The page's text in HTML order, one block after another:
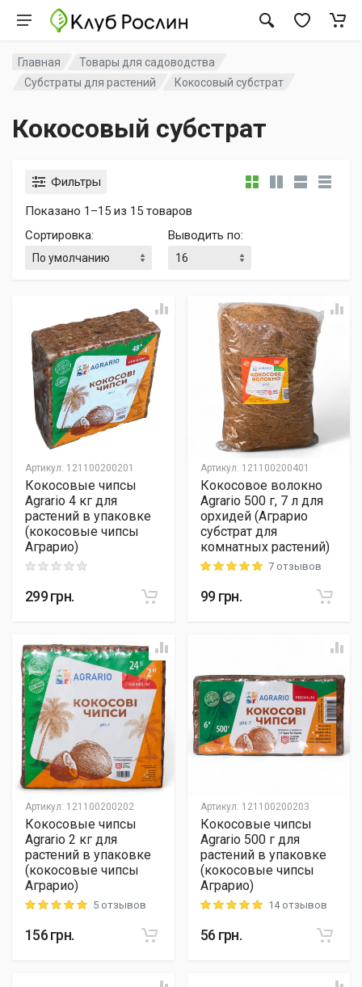
Главная
Товары для садоводства
Субстраты для растений
Кокосовый субстрат
Кокосовый субстрат
Фильтры
Показано 1–15 из 15 товаров
Сортировка: Выводить по:
Артикул: 121100200201
Кокосовые чипсы
Agrario 4 кг для
растений в упаковке
(кокосовые чипсы
Аграрио)
Rating: 0 out of 5
299грн.
Артикул: 121100200401
Кокосовое волокно
Agrario 500 г, 7 л для
орхидей (Аграрио
субстрат для
комнатных растений)
Rating: 5 out of 57 отзывов
99 грн.
Артикул: 121100200202
Кокосовые чипсы
Agrario 2 кг для
растений в упаковке
(кокосовые чипсы
Аграрио)
Rating: 5 out of 55 отзывов
156грн.
Артикул: 121100200203
Кокосовые чипсы
Agrario 500 г для
растений в упаковке
(кокосовые чипсы
Аграрио)
Rating: 5 out of 514 отзывов
56 грн.